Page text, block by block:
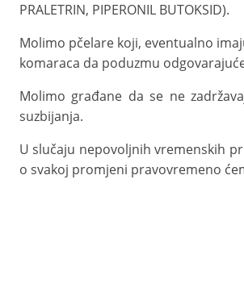
PRALETRIN, PIPERONIL BUTOKSID).
Molimo pčelare koji, eventualno
komaraca da poduzmu
Molimo građane da se ne
suzbijanja.
U slučaju nepovoljnih vremenskih
o svakoj promjeni pravovremeno